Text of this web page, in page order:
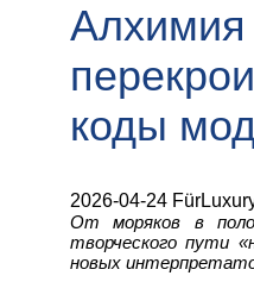
Алхимия
коды
2026-04-24
От моряков в
творческого пути
новых